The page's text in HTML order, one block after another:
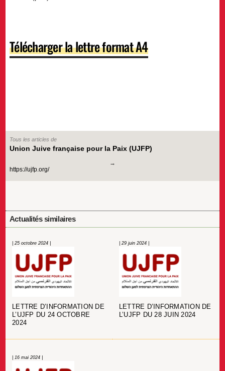
Télécharger la lettre format A4
Tous les articles de
Union Juive française pour la Paix (UJFP)
https://ujfp.org/
Actualités similaires
| 25 octobre 2024 |
LETTRE D’INFORMATION DE
L’UJFP DU 24 OCTOBRE
2024
| 29 juin 2024 |
LETTRE D’INFORMATION DE
L’UJFP DU 28 JUIN 2024
| 16 mai 2024 |